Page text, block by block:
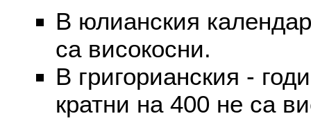
В юлианския
са високосни.
В григорианския -
кратни на 400 не са